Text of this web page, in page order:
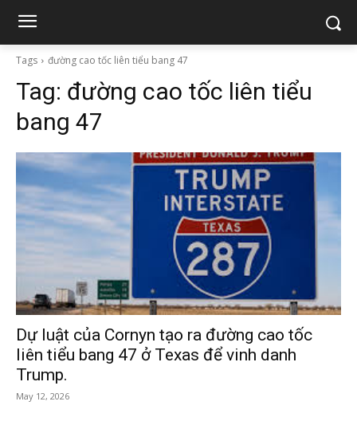
Tags đường cao tốc liên tiểu bang 47
Tag: đường cao tốc liên tiểu
bang 47
Dự luật của Cornyn tạo ra đường cao tốc
liên tiểu bang 47 ở Texas để vinh danh
Trump.
May 12, 2026